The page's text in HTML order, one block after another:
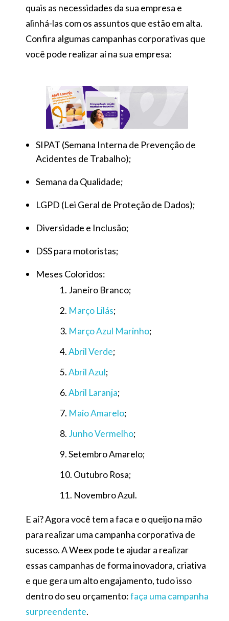
quais as necessidades da sua empresa e
alinhá-las com os assuntos que estão em alta.
Confira algumas campanhas corporativas que
você pode realizar aí na sua empresa:
SIPAT (Semana Interna de Prevenção de
Acidentes de Trabalho);
Semana da Qualidade;
LGPD (Lei Geral de Proteção de Dados);
Diversidade e Inclusão;
DSS para motoristas;
Meses Coloridos:
Janeiro Branco;
Março Lilás;
Março Azul Marinho;
Abril Verde;
Abril Azul;
Abril Laranja;
Maio Amarelo;
Junho Vermelho;
Setembro Amarelo;
Outubro Rosa;
Novembro Azul.
E aí? Agora você tem a faca e o queijo na mão
para realizar uma campanha corporativa de
sucesso. A Weex pode te ajudar a realizar
essas campanhas de forma inovadora, criativa
e que gera um alto engajamento, tudo isso
dentro do seu orçamento:faça uma campanha
surpreendente.